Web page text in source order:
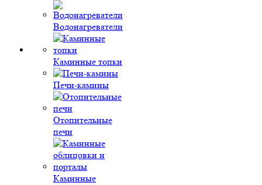
Водонагреватели
Каминные топки
Печи-камины
Отопительные
печи
Каминные